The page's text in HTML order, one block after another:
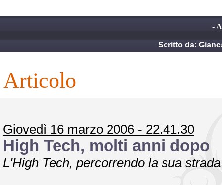
-
Scritto da:
articolo
Giovedì 16 marzo 2006 - 22.41.30
High Tech, molti anni dopo
L'High Tech, percorrendo la sua